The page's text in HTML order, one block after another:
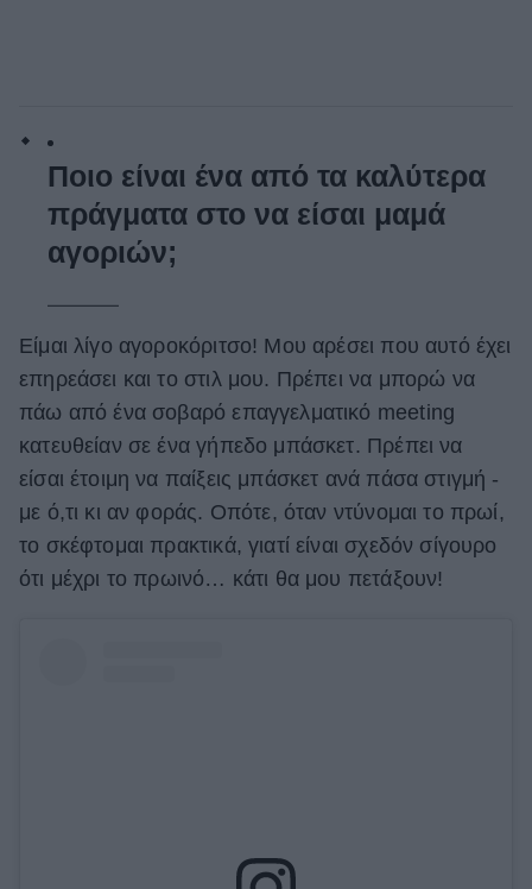
Ποιο είναι ένα από τα καλύτερα
πράγματα στο να είσαι μαμά
αγοριών;
Είμαι λίγο αγοροκόριτσο! Μου αρέσει που αυτό έχει
επηρεάσει και το στιλ μου. Πρέπει να μπορώ να
πάω από ένα σοβαρό επαγγελματικό meeting
κατευθείαν σε ένα γήπεδο μπάσκετ. Πρέπει να
είσαι έτοιμη να παίξεις μπάσκετ ανά πάσα στιγμή -
με ό,τι κι αν φοράς. Οπότε, όταν ντύνομαι το πρωί,
το σκέφτομαι πρακτικά, γιατί είναι σχεδόν σίγουρο
ότι μέχρι το πρωινό… κάτι θα μου πετάξουν!